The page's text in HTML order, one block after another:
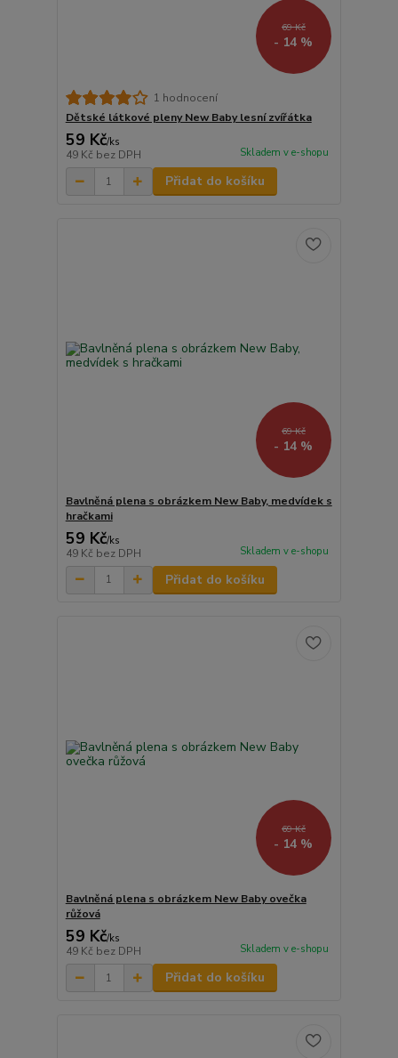
69 Kč
- 14 %
1 hodnocení
Dětské látkové pleny New Baby lesní zvířátka
59 Kč/ks
49 Kč bez DPH Skladem v e-shopu
Přidat do košíku
69 Kč
- 14 %
Bavlněná plena s obrázkem New Baby, medvídek s
hračkami
59 Kč/ks
49 Kč bez DPH Skladem v e-shopu
Přidat do košíku
69 Kč
- 14 %
Bavlněná plena s obrázkem New Baby ovečka
růžová
59 Kč/ks
49 Kč bez DPH Skladem v e-shopu
Přidat do košíku